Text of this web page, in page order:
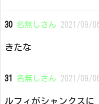
30 名無しさん 2021/09/
きたな
31 名無しさん 2021/09/
ルフィがシャンクスに